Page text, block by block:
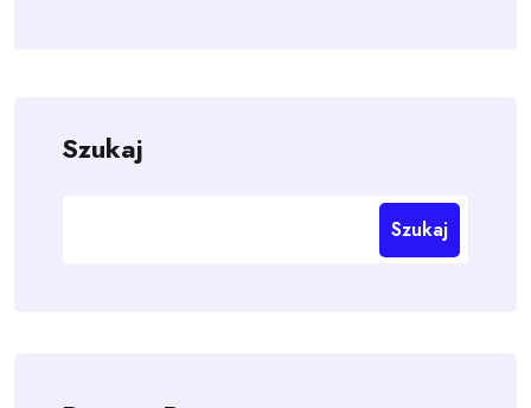
Szukaj
Szukaj